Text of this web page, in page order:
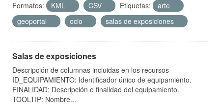
Formatos:
KML CSV Etiquetas:
arte
geoportal
ocio salas de exposiciones
Salas de exposiciones
Descripción de columnas incluidas en los recursos
ID_EQUIPAMIENTO: Identificador único de equipamiento.
FINALIDAD: Descripción o finalidad del equipamiento.
TOOLTIP: Nombre...